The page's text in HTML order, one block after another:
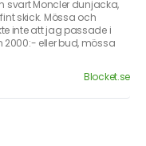
svart Moncler dunjacka,
skick. Mössa och
inte att jag passade i
2000:- eller bud, mössa
Blocket.se